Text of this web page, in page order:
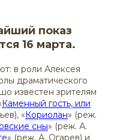
показ
16 марта.
в роли Алексея
драматического
известен зрителям
Каменный гость, или
«Кориолан» (реж.
сны» (реж. А.
» (реж. А. Огарев) и